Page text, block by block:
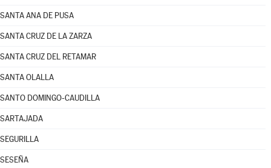
SANTA ANA DE PUSA
SANTA CRUZ DE LA ZARZA
SANTA CRUZ DEL RETAMAR
SANTA OLALLA
SANTO DOMINGO-CAUDILLA
SARTAJADA
SEGURILLA
SESEÑA